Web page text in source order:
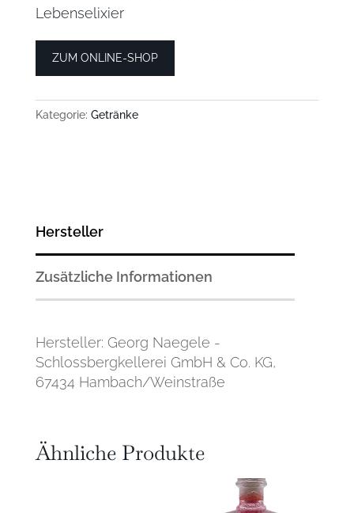
Lebenselixier
ZUM ONLINE-SHOP
Kategorie: Getränke
Hersteller
Zusätzliche Informationen
Hersteller: Georg Naegele -
Schlossbergkellerei GmbH & Co. KG,
67434 Hambach/Weinstraße
Ähnliche Produkte